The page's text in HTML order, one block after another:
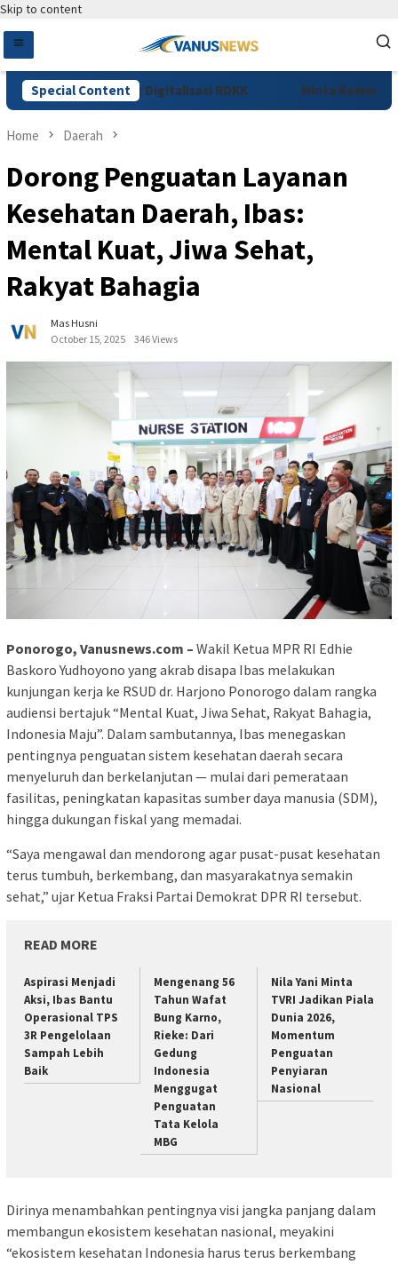
Skip to content
Special Content
Dorong Digitalisasi RDKK Minta Kemenhut
Home Daerah
Dorong Penguatan Layanan
Kesehatan Daerah, Ibas:
Mental Kuat, Jiwa Sehat,
Rakyat Bahagia
Mas Husni
October 15, 2025
346 Views
Ponorogo, Vanusnews.com – Wakil Ketua MPR RI Edhie
Baskoro Yudhoyono yang akrab disapa Ibas melakukan
kunjungan kerja ke RSUD dr. Harjono Ponorogo dalam rangka
audiensi bertajuk “Mental Kuat, Jiwa Sehat, Rakyat Bahagia,
Indonesia Maju”. Dalam sambutannya, Ibas menegaskan
pentingnya penguatan sistem kesehatan daerah secara
menyeluruh dan berkelanjutan — mulai dari pemerataan
fasilitas, peningkatan kapasitas sumber daya manusia (SDM),
hingga dukungan fiskal yang memadai.
“Saya mengawal dan mendorong agar pusat-pusat kesehatan
terus tumbuh, berkembang, dan masyarakatnya semakin
sehat,” ujar Ketua Fraksi Partai Demokrat DPR RI tersebut.
READ MORE
Aspirasi Menjadi
Aksi, Ibas Bantu
Operasional TPS
3R Pengelolaan
Sampah Lebih
Baik
Mengenang 56
Tahun Wafat
Bung Karno,
Rieke: Dari
Gedung
Indonesia
Menggugat
Penguatan
Tata Kelola
MBG
Nila Yani Minta
TVRI Jadikan Piala
Dunia 2026,
Momentum
Penguatan
Penyiaran
Nasional
Dirinya menambahkan pentingnya visi jangka panjang dalam
membangun ekosistem kesehatan nasional, meyakini
“ekosistem kesehatan Indonesia harus terus berkembang